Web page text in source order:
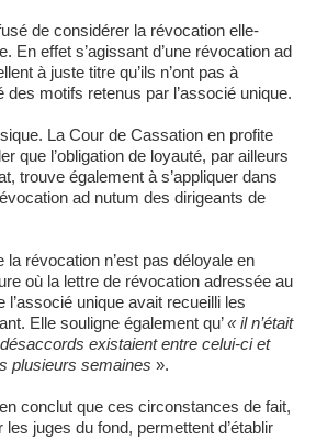
de considérer la révocation elle-
En effet s’agissant d’une révocation ad
à juste titre qu’ils n’ont pas à
des motifs retenus par l’associé unique.
La Cour de Cassation en profite
que l’obligation de loyauté, par ailleurs
trouve également à s’appliquer dans
ad nutum des dirigeants de
la révocation n’est pas déloyale en
où la lettre de révocation adressée au
l’associé unique avait recueilli les
Elle souligne également qu’« il n’était
existaient entre celui-ci et
plusieurs semaines ».
conclut que ces circonstances de fait,
juges du fond, permettent d’établir